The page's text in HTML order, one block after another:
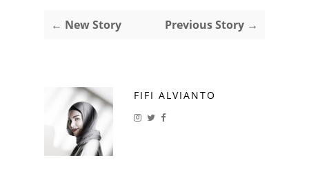
← New Story Previous Story →
FIFI ALVIANTO